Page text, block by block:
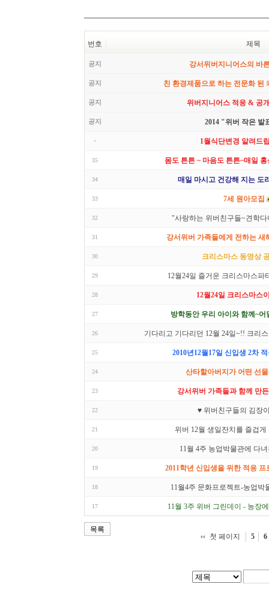
번호 제목
공지 강서위버지니어스의 바
공지 친 환경제품으로 하는 전문화 된
공지 위버지니어스 적응 & 공
공지 2014 "위버 작은 발
1월식단변경 알려드
35 몸도 튼튼 ~ 마음도 튼튼~매일
34 매일 마시고 건강해 지는 도
33 7세 원아모집
32 "사랑하는 위버친구들~견학
31 강서위버 가족들에게 전하는
30 크리스마스 동영상
29 12월24일 즐거운 크리스마스파
28 12월24일 크리스마스
27 방학동안 우리 아이와 함께~어
26 기다리고 기다리던 12월 24일~!! 크리
25 2010년12월17일 신입생 2차
24 산타할아버지가 어떤 선
23 강서위버 가족들과 함께 만
22 ♥ 위버친구들의 김장
21 위버 12월 생일잔치를 즐겁게
20 11월 4주 농업박물관에 다
19 2011학년 신입생을 위한 적응
18 11월4주 문화프로젝트-농업박
17 11월 3주 위버 그린데이 - 농장
목록
첫 페이지
5 6